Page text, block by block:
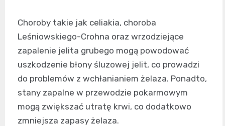
Choroby takie jak celiakia, choroba
Leśniowskiego-Crohna oraz wrzodziejące
zapalenie jelita grubego mogą powodować
uszkodzenie błony śluzowej jelit, co prowadzi
do problemów z wchłanianiem żelaza. Ponadto,
stany zapalne w przewodzie pokarmowym
mogą zwiększać utratę krwi, co dodatkowo
zmniejsza zapasy żelaza.